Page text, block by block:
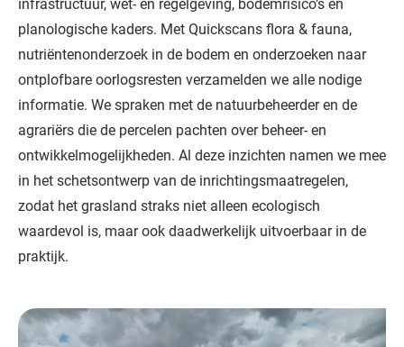
planologische kaders. Met Quickscans flora & fauna,
nutriëntenonderzoek in de bodem en onderzoeken naar
ontplofbare oorlogsresten verzamelden we alle nodige
informatie. We spraken met de natuurbeheerder en de
agrariërs die de percelen pachten over beheer- en
ontwikkelmogelijkheden. Al deze inzichten namen we mee
in het schetsontwerp van de inrichtingsmaatregelen,
zodat het grasland straks niet alleen ecologisch
waardevol is, maar ook daadwerkelijk uitvoerbaar in de
praktijk.